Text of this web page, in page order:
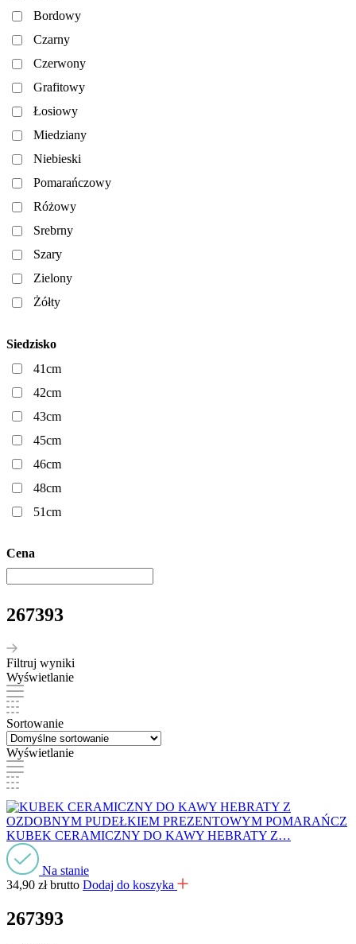
Bordowy
Czarny
Czerwony
Grafitowy
Łosiowy
Miedziany
Niebieski
Pomarańczowy
Różowy
Srebrny
Szary
Zielony
Żółty
Siedzisko
41cm
42cm
43cm
45cm
46cm
48cm
51cm
Cena
267393
Filtruj wyniki
Wyświetlanie
Sortowanie
Wyświetlanie
KUBEK CERAMICZNY DO KAWY HEBRATY Z…
Na stanie
34,90 zł brutto Dodaj do koszyka
267393